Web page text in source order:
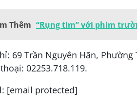
Thêm “Rụng tim” với phim
69 Trần Nguyên Hãn, Phường
02253.718.119.
[email protected]